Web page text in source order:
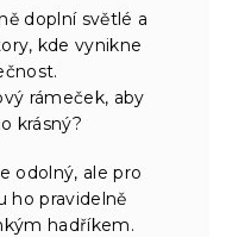
doplní světlé a
kde vynikne
rámeček, aby
krásný?
odolný, ale pro
ho pravidelně
hadříkem.